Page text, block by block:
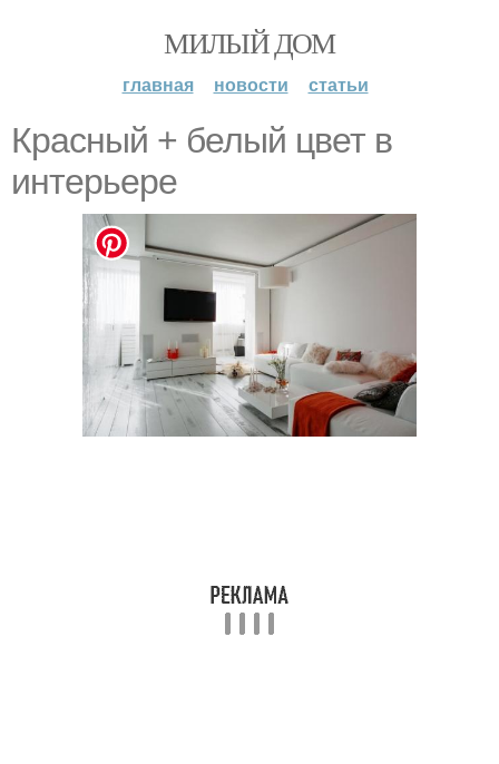
МИЛЫЙ ДОМ
главная новости статьи
Красный + белый цвет в
интерьере